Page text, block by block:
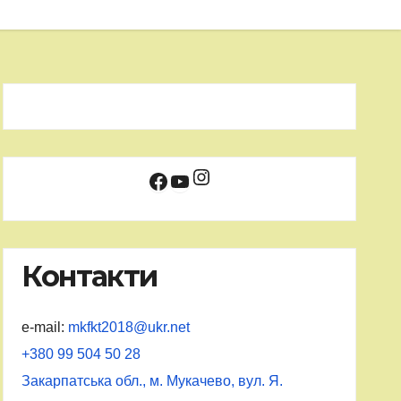
Facebook
YouTube
Instagram
Контакти
e-mail: mkfkt2018@ukr.net
+380 99 504 50 28
Закарпатська обл., м. Мукачево, вул. Я.